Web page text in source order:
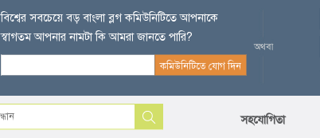
বিশ্বের সবচেয়ে বড় বাংলা ব্লগ কমিউনিটিতে আপনাকে
স্বাগতম আপনার নামটা কি আমরা জানতে পারি?
সহযোগিতা